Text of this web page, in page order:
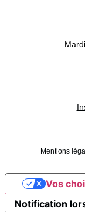
Mentions
Notification
Vos